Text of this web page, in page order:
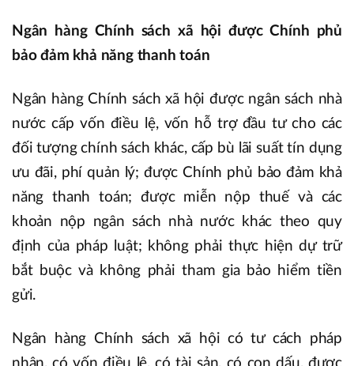
Ngân hàng Chính sách xã hội được Chính phủ
bảo đảm khả năng thanh toán
Ngân hàng Chính sách xã hội được ngân sách nhà
nước cấp vốn điều lệ, vốn hỗ trợ đầu tư cho các
đối tượng chính sách khác, cấp bù lãi suất tín dụng
ưu đãi, phí quản lý; được Chính phủ bảo đảm khả
năng thanh toán; được miễn nộp thuế và các
khoản nộp ngân sách nhà nước khác theo quy
định của pháp luật; không phải thực hiện dự trữ
bắt buộc và không phải tham gia bảo hiểm tiền
gửi.
Ngân hàng Chính sách xã hội có tư cách pháp